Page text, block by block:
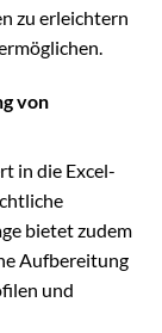
zu erleichtern
von
in die Excel-
bietet zudem
Aufbereitung
und